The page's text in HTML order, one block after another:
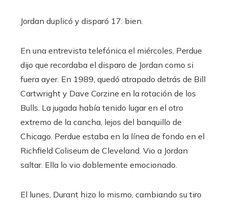
Jordan duplicó y disparó 17: bien.
En una entrevista telefónica el miércoles, Perdue
dijo que recordaba el disparo de Jordan como si
fuera ayer. En 1989, quedó atrapado detrás de Bill
Cartwright y Dave Corzine en la rotación de los
Bulls. La jugada había tenido lugar en el otro
extremo de la cancha, lejos del banquillo de
Chicago. Perdue estaba en la línea de fondo en el
Richfield Coliseum de Cleveland. Vio a Jordan
saltar. Ella lo vio doblemente emocionado.
El lunes, Durant hizo lo mismo, cambiando su tiro